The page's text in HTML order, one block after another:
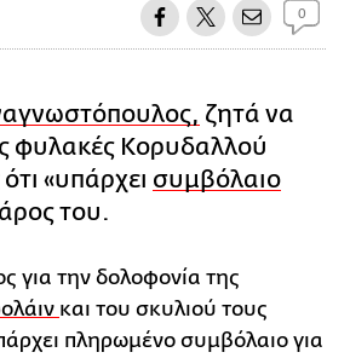
0
ζητά να
φυλακές Κορυδαλλού
«υπάρχει συμβόλαιο
του.
για την δολοφονία της
και του σκυλιού τους
πληρωμένο συμβόλαιο για